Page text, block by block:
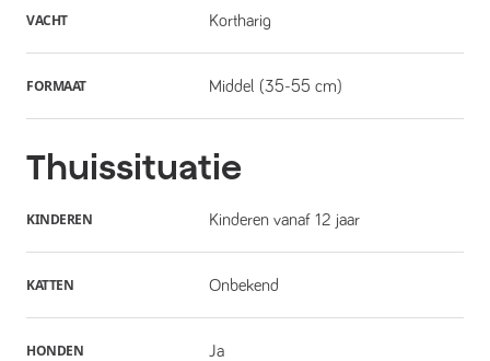
VACHT Kortharig
FORMAAT Middel (35-55 cm)
Thuissituatie
KINDEREN Kinderen vanaf 12 jaar
KATTEN Onbekend
HONDEN Ja